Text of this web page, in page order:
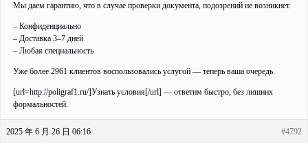
Мы даем гарантию, что в случае проверки документа, подозрений не возникнет.
– Конфиденциально
– Доставка 3–7 дней
– Любая специальность
Уже более 2961 клиентов воспользовались услугой — теперь ваша очередь.
[url=http://poligraf1.ru/]Узнать условия[/url] — ответим быстро, без лишних
формальностей.
2025 年 6 月 26 日 06:16 #4792